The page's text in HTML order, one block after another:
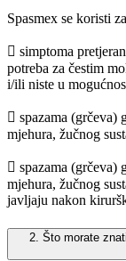
Spasmex se koristi
 simptoma
potreba za čestim
i/ili niste u
 spazama (grčeva)
mjehura, žučnog
 spazama (grčeva)
mjehura, žučnog
javljaju nakon
2. Što morate